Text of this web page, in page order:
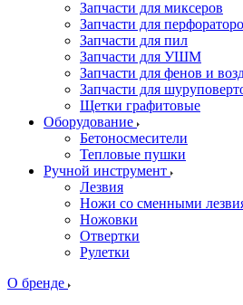
Запчасти для миксеров
Запчасти для
Запчасти для пил
Запчасти для УШМ
Запчасти для фенов и
Запчасти для
Щетки графитовые
Оборудование
Бетоносмесители
Тепловые пушки
Ручной инструмент
Лезвия
Ножи со сменными
Ножовки
Отвертки
Рулетки
О бренде